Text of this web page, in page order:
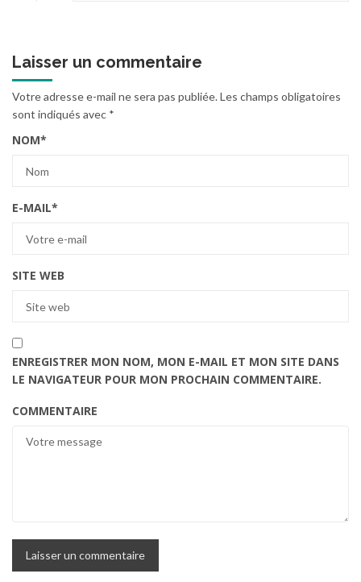
Laisser un commentaire
Votre adresse e-mail ne sera pas publiée.Les champs obligatoires
sont indiqués avec *
NOM*
E-MAIL*
SITE WEB
ENREGISTRER MON NOM, MON E-MAIL ET MON SITE DANS
LE NAVIGATEUR POUR MON PROCHAIN COMMENTAIRE.
COMMENTAIRE